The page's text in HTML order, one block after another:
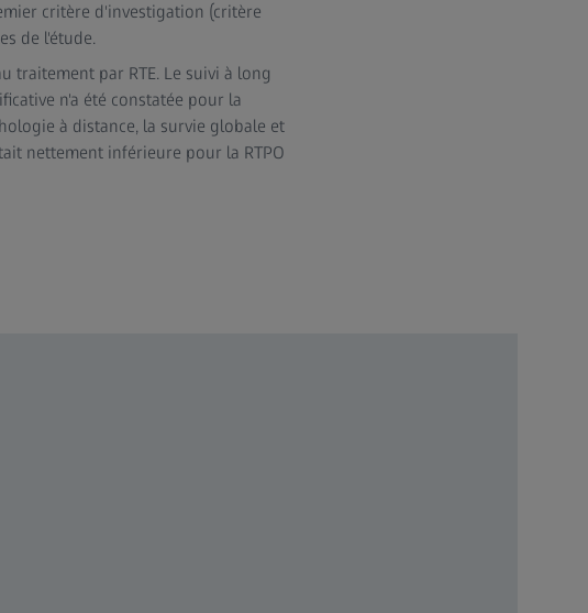
critère d'investigation (critère
de l'étude.
traitement par RTE. Le suivi à long
n'a été constatée pour la
à distance, la survie globale et
nettement inférieure pour la RTPO